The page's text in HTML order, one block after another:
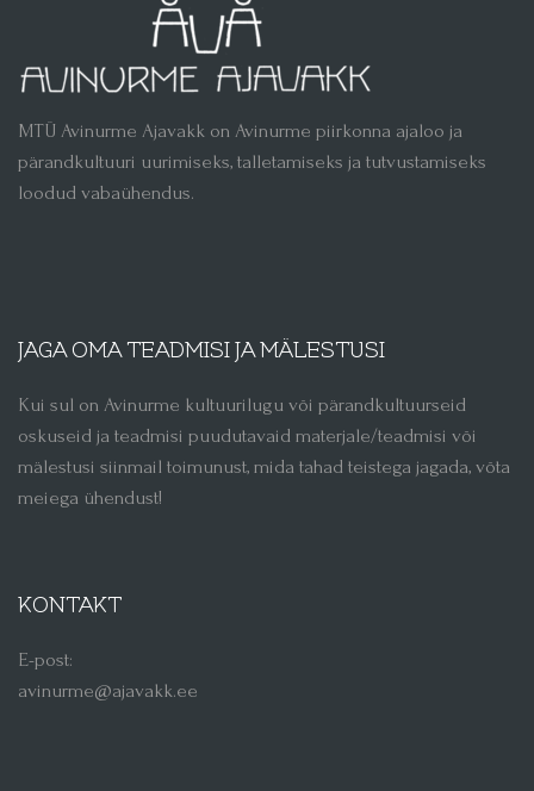
MTÜ Avinurme Ajavakk on Avinurme piirkonna ajaloo ja
pärandkultuuri uurimiseks, talletamiseks ja tutvustamiseks
loodud vabaühendus.
JAGA OMA TEADMISI JA MÄLESTUSI
Kui sul on Avinurme kultuurilugu või pärandkultuurseid
oskuseid ja teadmisi puudutavaid materjale/teadmisi või
mälestusi siinmail toimunust, mida tahad teistega jagada, võta
meiega ühendust!
KONTAKT
E-post:
avinurme@ajavakk.ee